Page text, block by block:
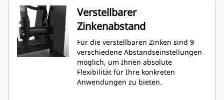
Verstellbarer
Zinkenabstand
Für die verstellbaren Zinken sind 9
verschiedene Abstandseinstellungen
möglich, um Ihnen absolute
Flexibilität für Ihre konkreten
Anwendungen zu bieten.